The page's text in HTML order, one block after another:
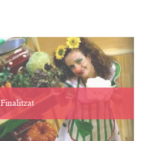
Finalitzat